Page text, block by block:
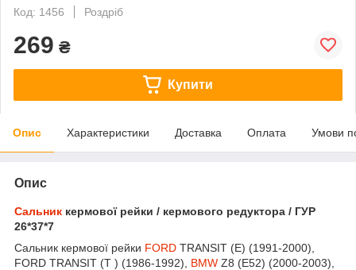
Код: 1456
Роздріб
269 ₴
Купити
Опис Характеристики Доставка Оплата Умови
Опис
Сальник кермової рейки / кермового редуктора / ГУР
26*37*7
Сальник кермової рейки FORD TRANSIT (E) (1991-2000),
FORD TRANSIT (T ) (1986-1992), BMW Z8 (E52) (2000-2003),